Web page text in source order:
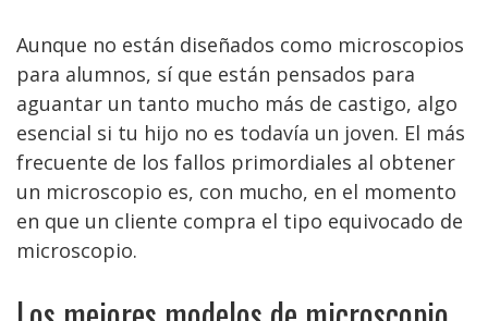
Aunque no están diseñados como microscopios
para alumnos, sí que están pensados para
aguantar un tanto mucho más de castigo, algo
esencial si tu hijo no es todavía un joven. El más
frecuente de los fallos primordiales al obtener
un microscopio es, con mucho, en el momento
en que un cliente compra el tipo equivocado de
microscopio.